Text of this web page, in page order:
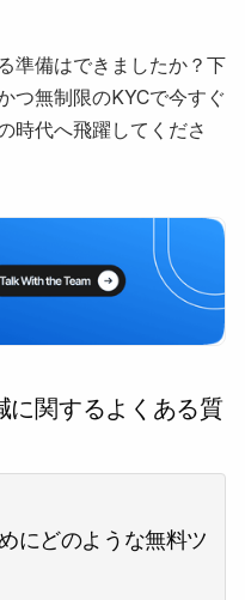
準備はできましたか？下
つ無制限のKYCで今すぐ
時代へ飛躍してくださ
に関するよくある質
にどのような無料ツ